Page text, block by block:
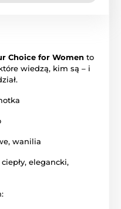
Choice for Women to
wiedzą, kim są – i
wanilia
elegancki,